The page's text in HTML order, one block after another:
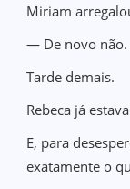
Miriam
— De novo não.
Tarde demais.
Rebeca já
E, para
exatamente o